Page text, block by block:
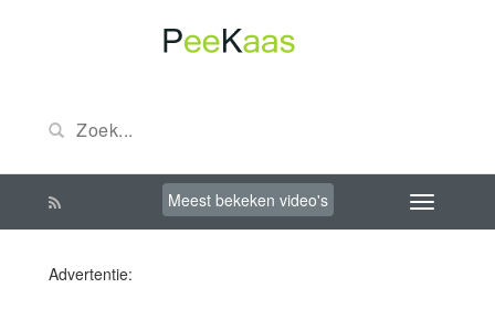
Meest bekeken video's
Advertentie: